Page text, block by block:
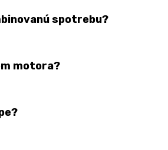
spotrebu?
motora?